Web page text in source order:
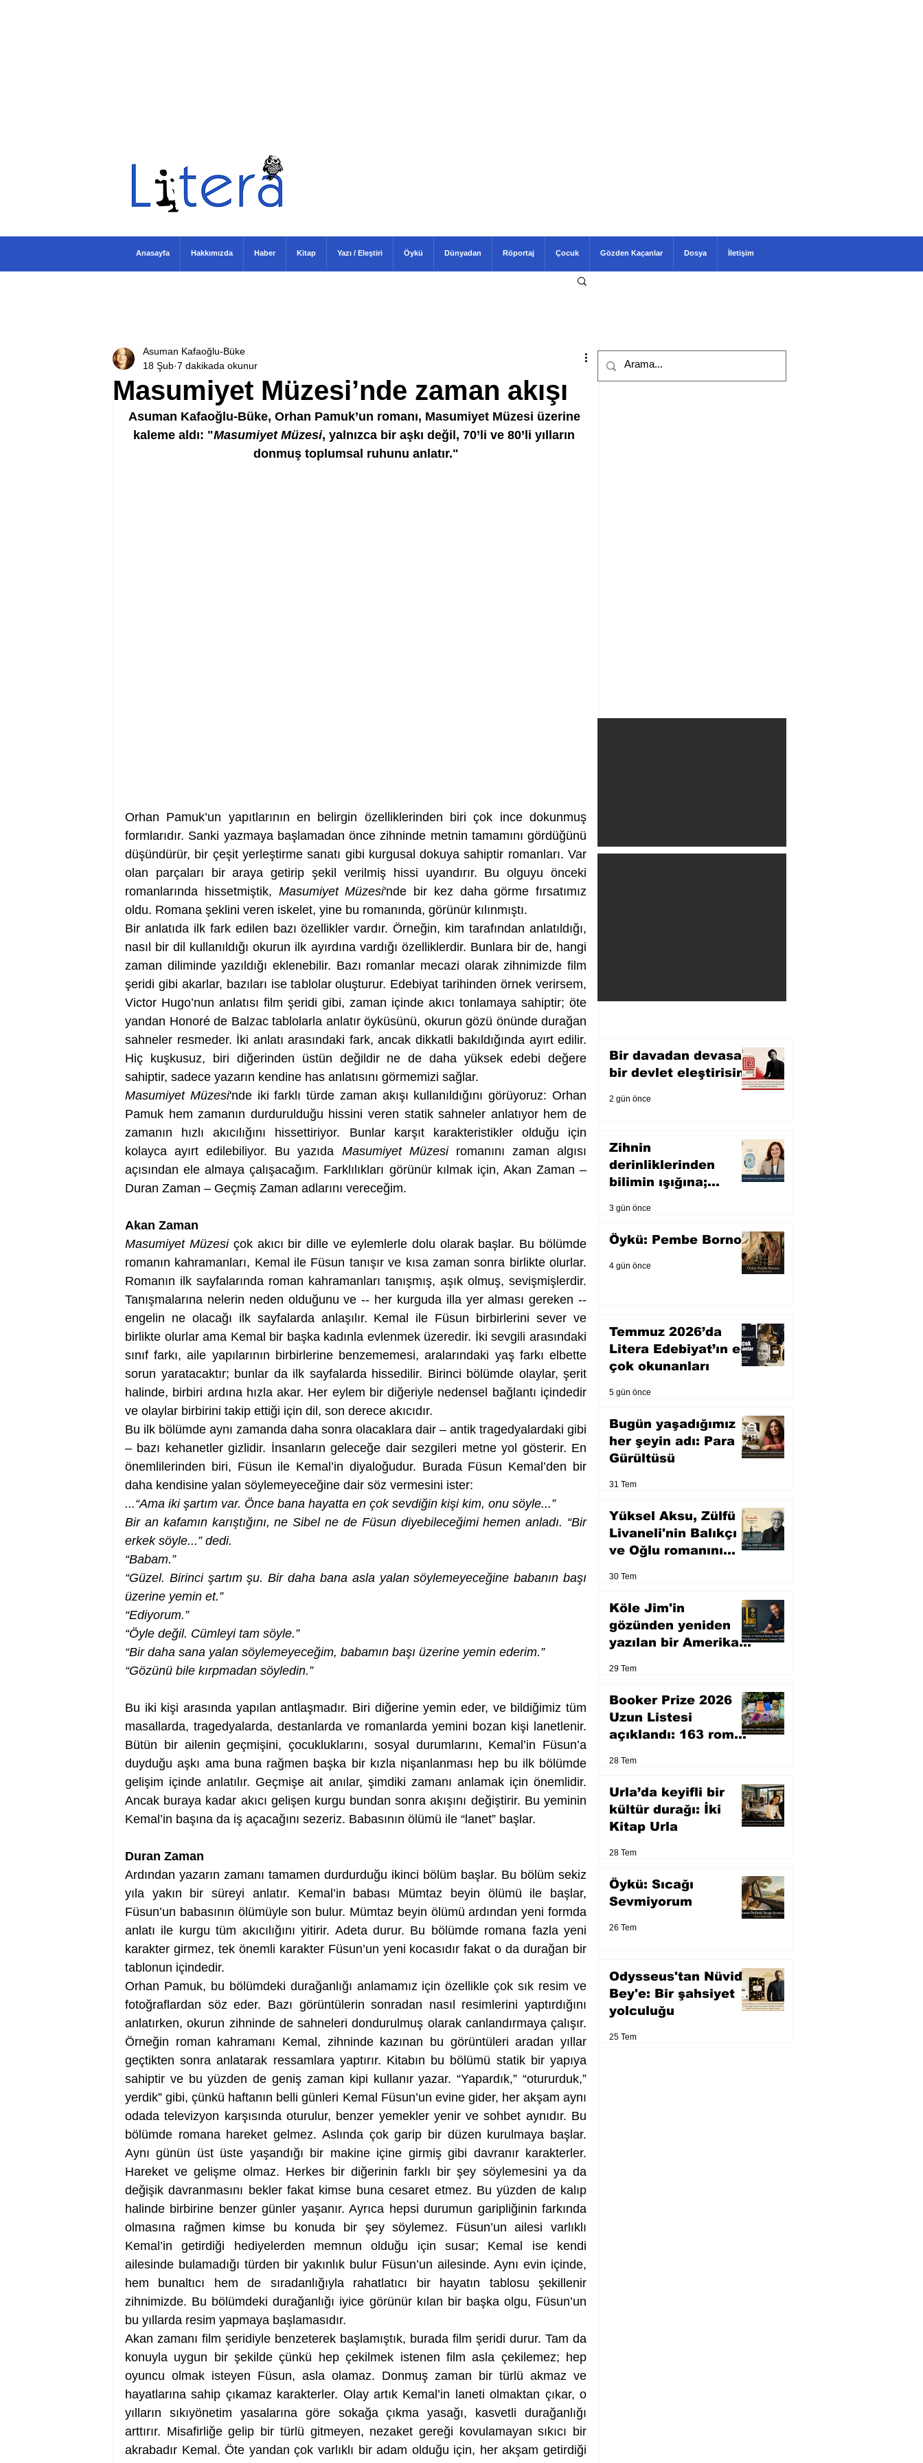
Masumiyet Müzesi’nde zaman akışı
Asuman Kafaoğlu-Büke
18 Şub 7 dakikada okunur
Asuman Kafaoğlu-Büke, Orhan Pamuk’un romanı, Masumiyet Müzesi üzerine
kaleme aldı: "Masumiyet Müzesi, yalnızca bir aşkı değil, 70’li ve 80’li yılların
donmuş toplumsal ruhunu anlatır."
Orhan Pamuk’un yapıtlarının en belirgin özelliklerinden biri çok ince dokunmuş
formlarıdır. Sanki yazmaya başlamadan önce zihninde metnin tamamını gördüğünü
düşündürür, bir çeşit yerleştirme sanatı gibi kurgusal dokuya sahiptir romanları. Var
olan parçaları bir araya getirip şekil verilmiş hissi uyandırır. Bu olguyu önceki
romanlarında hissetmiştik, Masumiyet Müzesi'nde bir kez daha görme fırsatımız
oldu. Romana şeklini veren iskelet, yine bu romanında, görünür kılınmıştı.
Bir anlatıda ilk fark edilen bazı özellikler vardır. Örneğin, kim tarafından anlatıldığı,
nasıl bir dil kullanıldığı okurun ilk ayırdına vardığı özelliklerdir. Bunlara bir de, hangi
zaman diliminde yazıldığı eklenebilir. Bazı romanlar mecazi olarak zihnimizde film
şeridi gibi akarlar, bazıları ise tablolar oluşturur. Edebiyat tarihinden örnek verirsem,
Victor Hugo’nun anlatısı film şeridi gibi, zaman içinde akıcı tonlamaya sahiptir; öte
yandan Honoré de Balzac tablolarla anlatır öyküsünü, okurun gözü önünde durağan
sahneler resmeder. İki anlatı arasındaki fark, ancak dikkatli bakıldığında ayırt edilir.
Hiç kuşkusuz, biri diğerinden üstün değildir ne de daha yüksek edebi değere
sahiptir, sadece yazarın kendine has anlatısını görmemizi sağlar.
Masumiyet Müzesi'nde iki farklı türde zaman akışı kullanıldığını görüyoruz: Orhan
Pamuk hem zamanın durdurulduğu hissini veren statik sahneler anlatıyor hem de
zamanın hızlı akıcılığını hissettiriyor. Bunlar karşıt karakteristikler olduğu için
kolayca ayırt edilebiliyor. Bu yazıda Masumiyet Müzesi romanını zaman algısı
açısından ele almaya çalışacağım. Farklılıkları görünür kılmak için, Akan Zaman –
Duran Zaman – Geçmiş Zaman adlarını vereceğim.
Akan Zaman
Masumiyet Müzesi çok akıcı bir dille ve eylemlerle dolu olarak başlar. Bu bölümde
romanın kahramanları, Kemal ile Füsun tanışır ve kısa zaman sonra birlikte olurlar.
Romanın ilk sayfalarında roman kahramanları tanışmış, aşık olmuş, sevişmişlerdir.
Tanışmalarına nelerin neden olduğunu ve -- her kurguda illa yer alması gereken --
engelin ne olacağı ilk sayfalarda anlaşılır. Kemal ile Füsun birbirlerini sever ve
birlikte olurlar ama Kemal bir başka kadınla evlenmek üzeredir. İki sevgili arasındaki
sınıf farkı, aile yapılarının birbirlerine benzememesi, aralarındaki yaş farkı elbette
sorun yaratacaktır; bunlar da ilk sayfalarda hissedilir. Birinci bölümde olaylar, şerit
halinde, birbiri ardına hızla akar. Her eylem bir diğeriyle nedensel bağlantı içindedir
ve olaylar birbirini takip ettiği için dil, son derece akıcıdır.
Bu ilk bölümde aynı zamanda daha sonra olacaklara dair – antik tragedyalardaki gibi
– bazı kehanetler gizlidir. İnsanların geleceğe dair sezgileri metne yol gösterir. En
önemlilerinden biri, Füsun ile Kemal’in diyaloğudur. Burada Füsun Kemal’den bir
daha kendisine yalan söylemeyeceğine dair söz vermesini ister:
...“Ama iki şartım var. Önce bana hayatta en çok sevdiğin kişi kim, onu söyle...”
Bir an kafamın karıştığını, ne Sibel ne de Füsun diyebileceğimi hemen anladı. “Bir
erkek söyle...” dedi.
“Babam.”
“Güzel. Birinci şartım şu. Bir daha bana asla yalan söylemeyeceğine babanın başı
üzerine yemin et.”
“Ediyorum.”
“Öyle değil. Cümleyi tam söyle.”
“Bir daha sana yalan söylemeyeceğim, babamın başı üzerine yemin ederim.”
“Gözünü bile kırpmadan söyledin.”
Bu iki kişi arasında yapılan antlaşmadır. Biri diğerine yemin eder, ve bildiğimiz tüm
masallarda, tragedyalarda, destanlarda ve romanlarda yemini bozan kişi lanetlenir.
Bütün bir ailenin geçmişini, çocukluklarını, sosyal durumlarını, Kemal’in Füsun’a
duyduğu aşkı ama buna rağmen başka bir kızla nişanlanması hep bu ilk bölümde
gelişim içinde anlatılır. Geçmişe ait anılar, şimdiki zamanı anlamak için önemlidir.
Ancak buraya kadar akıcı gelişen kurgu bundan sonra akışını değiştirir. Bu yeminin
Kemal’in başına da iş açacağını sezeriz. Babasının ölümü ile “lanet” başlar.
Duran Zaman
Ardından yazarın zamanı tamamen durdurduğu ikinci bölüm başlar. Bu bölüm sekiz
yıla yakın bir süreyi anlatır. Kemal’in babası Mümtaz beyin ölümü ile başlar,
Füsun’un babasının ölümüyle son bulur. Mümtaz beyin ölümü ardından yeni formda
anlatı ile kurgu tüm akıcılığını yitirir. Adeta durur. Bu bölümde romana fazla yeni
karakter girmez, tek önemli karakter Füsun’un yeni kocasıdır fakat o da durağan bir
tablonun içindedir.
Orhan Pamuk, bu bölümdeki durağanlığı anlamamız için özellikle çok sık resim ve
fotoğraflardan söz eder. Bazı görüntülerin sonradan nasıl resimlerini yaptırdığını
anlatırken, okurun zihninde de sahneleri dondurulmuş olarak canlandırmaya çalışır.
Örneğin roman kahramanı Kemal, zihninde kazınan bu görüntüleri aradan yıllar
geçtikten sonra anlatarak ressamlara yaptırır. Kitabın bu bölümü statik bir yapıya
sahiptir ve bu yüzden de geniş zaman kipi kullanır yazar. “Yapardık,” “otururduk,”
yerdik” gibi, çünkü haftanın belli günleri Kemal Füsun’un evine gider, her akşam aynı
odada televizyon karşısında oturulur, benzer yemekler yenir ve sohbet aynıdır. Bu
bölümde romana hareket gelmez. Aslında çok garip bir düzen kurulmaya başlar.
Aynı günün üst üste yaşandığı bir makine içine girmiş gibi davranır karakterler.
Hareket ve gelişme olmaz. Herkes bir diğerinin farklı bir şey söylemesini ya da
değişik davranmasını bekler fakat kimse buna cesaret etmez. Bu yüzden de kalıp
halinde birbirine benzer günler yaşanır. Ayrıca hepsi durumun garipliğinin farkında
olmasına rağmen kimse bu konuda bir şey söylemez. Füsun’un ailesi varlıklı
Kemal’in getirdiği hediyelerden memnun olduğu için susar; Kemal ise kendi
ailesinde bulamadığı türden bir yakınlık bulur Füsun’un ailesinde. Aynı evin içinde,
hem bunaltıcı hem de sıradanlığıyla rahatlatıcı bir hayatın tablosu şekillenir
zihnimizde. Bu bölümdeki durağanlığı iyice görünür kılan bir başka olgu, Füsun’un
bu yıllarda resim yapmaya başlamasıdır.
Akan zamanı film şeridiyle benzeterek başlamıştık, burada film şeridi durur. Tam da
konuyla uygun bir şekilde çünkü hep çekilmek istenen film asla çekilemez; hep
oyuncu olmak isteyen Füsun, asla olamaz. Donmuş zaman bir türlü akmaz ve
hayatlarına sahip çıkamaz karakterler. Olay artık Kemal’in laneti olmaktan çıkar, o
yılların sıkıyönetim yasalarına göre sokağa çıkma yasağı, kasvetli durağanlığı
arttırır. Misafirliğe gelip bir türlü gitmeyen, nezaket gereği kovulamayan sıkıcı bir
akrabadır Kemal. Öte yandan çok varlıklı bir adam olduğu için, her akşam getirdiği
Bir davadan devasa
bir devlet eleştirisine
2 gün önce
Zihnin
derinliklerinden
bilimin ışığına;
3 gün önce
Öykü: Pembe Bornoz
4 gün önce
Temmuz 2026’da
Litera Edebiyat’ın en
çok okunanları
5 gün önce
Bugün yaşadığımız
her şeyin adı: Para
Gürültüsü
31 Tem
Yüksel Aksu, Zülfü
Livaneli'nin Balıkçı
ve Oğlu romanını
30 Tem
Köle Jim'in
gözünden yeniden
yazılan bir Amerikan
29 Tem
Booker Prize 2026
Uzun Listesi
açıklandı: 163 roman
28 Tem
Urla’da keyifli bir
kültür durağı: İki
Kitap Urla
28 Tem
Öykü: Sıcağı
Sevmiyorum
26 Tem
Odysseus'tan Nüvid
Bey'e: Bir şahsiyet
yolculuğu
25 Tem
Anasayfa Hakkımızda Haber Kitap Yazı / Eleştiri Öykü Dünyadan Röportaj Çocuk Gözden Kaçanlar Dosya İletişim